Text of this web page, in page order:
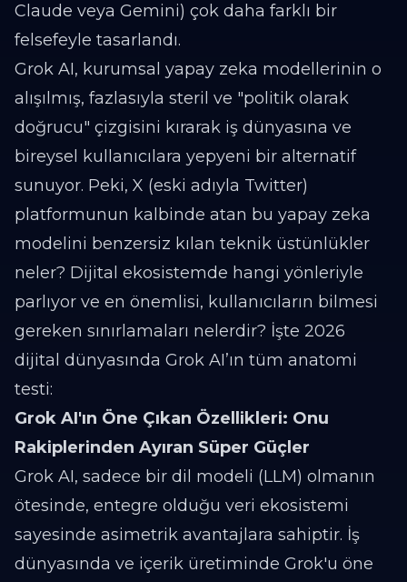
Claude veya Gemini) çok daha farklı bir
felsefeyle tasarlandı.
Grok AI, kurumsal yapay zeka modellerinin o
alışılmış, fazlasıyla steril ve "politik olarak
doğrucu" çizgisini kırarak iş dünyasına ve
bireysel kullanıcılara yepyeni bir alternatif
sunuyor. Peki, X (eski adıyla Twitter)
platformunun kalbinde atan bu yapay zeka
modelini benzersiz kılan teknik üstünlükler
neler? Dijital ekosistemde hangi yönleriyle
parlıyor ve en önemlisi, kullanıcıların bilmesi
gereken sınırlamaları nelerdir? İşte 2026
dijital dünyasında Grok AI’ın tüm anatomi
testi:
Grok AI'ın Öne Çıkan Özellikleri: Onu
Rakiplerinden Ayıran Süper Güçler
Grok AI, sadece bir dil modeli (LLM) olmanın
ötesinde, entegre olduğu veri ekosistemi
sayesinde asimetrik avantajlara sahiptir. İş
dünyasında ve içerik üretiminde Grok'u öne